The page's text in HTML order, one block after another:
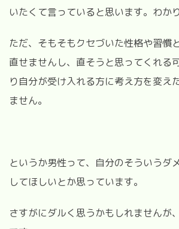
いたくて言っていると思います。わか
ただ、そもそもクセづいた性格や習慣
直せませんし、直そうと思ってくれる
り自分が受け入れる方に考え方を変え
ません。
というか男性って、自分のそういうダ
してほしいとか思っています。
さすがにダルく思うかもしれませんが